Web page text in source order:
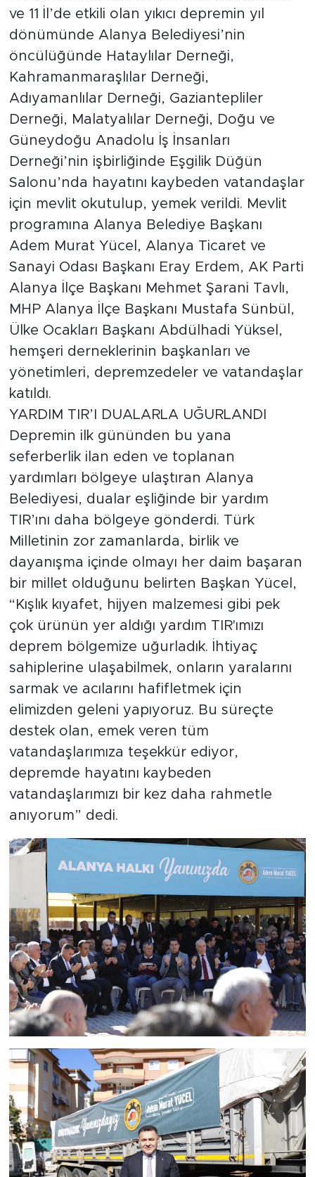
ve 11 İl’de etkili olan yıkıcı depremin yıl
dönümünde Alanya Belediyesi’nin
öncülüğünde Hataylılar Derneği,
Kahramanmaraşlılar Derneği,
Adıyamanlılar Derneği, Gaziantepliler
Derneği, Malatyalılar Derneği, Doğu ve
Güneydoğu Anadolu İş İnsanları
Derneği’nin işbirliğinde Eşgilik Düğün
Salonu’nda hayatını kaybeden vatandaşlar
için mevlit okutulup, yemek verildi. Mevlit
programına Alanya Belediye Başkanı
Adem Murat Yücel, Alanya Ticaret ve
Sanayi Odası Başkanı Eray Erdem, AK Parti
Alanya İlçe Başkanı Mehmet Şarani Tavlı,
MHP Alanya İlçe Başkanı Mustafa Sünbül,
Ülke Ocakları Başkanı Abdülhadi Yüksel,
hemşeri derneklerinin başkanları ve
yönetimleri, depremzedeler ve vatandaşlar
katıldı.
YARDIM TIR’I DUALARLA UĞURLANDI
Depremin ilk gününden bu yana
seferberlik ilan eden ve toplanan
yardımları bölgeye ulaştıran Alanya
Belediyesi, dualar eşliğinde bir yardım
TIR’ını daha bölgeye gönderdi. Türk
Milletinin zor zamanlarda, birlik ve
dayanışma içinde olmayı her daim başaran
bir millet olduğunu belirten Başkan Yücel,
“Kışlık kıyafet, hijyen malzemesi gibi pek
çok ürünün yer aldığı yardım TIR'ımızı
deprem bölgemize uğurladık. İhtiyaç
sahiplerine ulaşabilmek, onların yaralarını
sarmak ve acılarını hafifletmek için
elimizden geleni yapıyoruz. Bu süreçte
destek olan, emek veren tüm
vatandaşlarımıza teşekkür ediyor,
depremde hayatını kaybeden
vatandaşlarımızı bir kez daha rahmetle
anıyorum” dedi.
Yerel